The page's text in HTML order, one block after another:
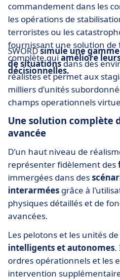
commandement dans les
les opérations de
terroristes ou les
fournissant une solution
complète quiaméliore
décisionnelles.
SWORDsimule une
de situationsdans des
réalistes et permet aux
milliers d'unités
champs operationnels
Une solution complète
avancée
D'un haut niveau de
représenter fidèlement des
immergées dans des
interarmées grâce à
physiques détaillés et de
avancées.
Les pelotons et les unités de
intelligents et autonomes.
ordres opérationnels et les
intervention